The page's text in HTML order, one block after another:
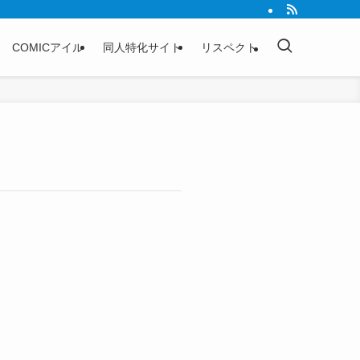
COMICアイル 同人特化サイト リスペクト